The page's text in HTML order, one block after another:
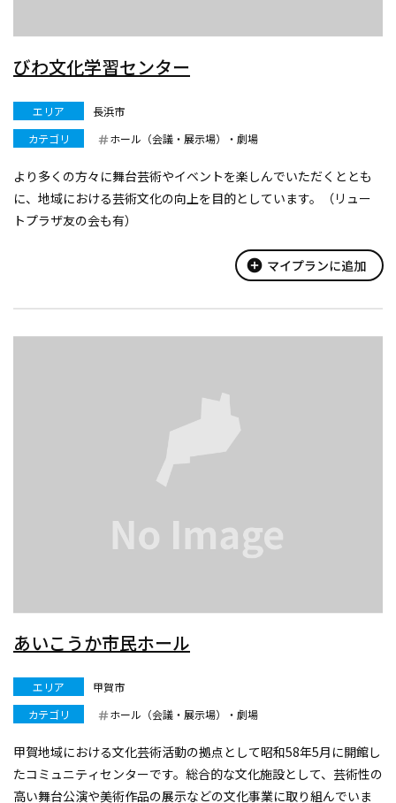
びわ文化学習センター
エリア
長浜市
カテゴリ
ホール（会議・展示場）・劇場
より多くの方々に舞台芸術やイベントを楽しんでいただくととも
に、地域における芸術文化の向上を目的としています。（リュー
トプラザ友の会も有）
add_circle マイプランに追加
あいこうか市民ホール
エリア
甲賀市
カテゴリ
ホール（会議・展示場）・劇場
甲賀地域における文化芸術活動の拠点として昭和58年5月に開館し
たコミュニティセンターです。総合的な文化施設として、芸術性の
高い舞台公演や美術作品の展示などの文化事業に取り組んでいま